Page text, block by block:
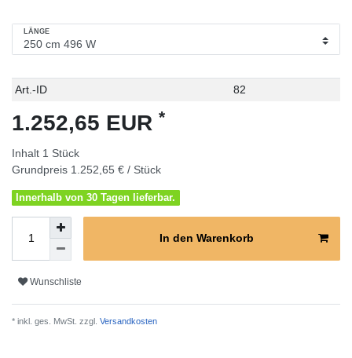
LÄNGE
Technisches
Wert
Art.-ID 82
1.252,65 EUR *
Inhalt 1 Stück
Grundpreis 1.252,65 € / Stück
Innerhalb von 30 Tagen lieferbar.
In den Warenkorb
Wunschliste
* inkl. ges. MwSt. zzgl. Versandkosten